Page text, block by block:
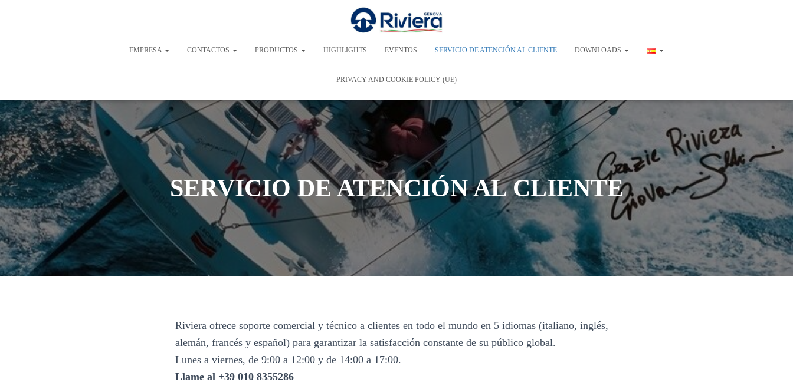
EMPRESA CONTACTOS PRODUCTOS HIGHLIGHTS EVENTOS SERVICIO DE ATENCIÓN AL CLIENTE DOWNLOADS
PRIVACY AND COOKIE POLICY (UE)
SERVICIO DE ATENCIÓN AL CLIENTE
Riviera ofrece soporte comercial y técnico a clientes en todo el mundo en 5 idiomas (italiano, inglés,
alemán, francés y español) para garantizar la satisfacción constante de su público global.
Lunes a viernes, de 9:00 a 12:00 y de 14:00 a 17:00.
Llame al +39 010 8355286